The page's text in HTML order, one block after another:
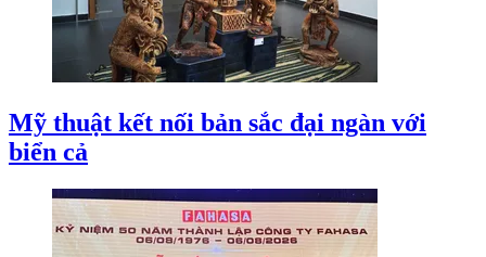
Mỹ thuật kết nối bản sắc đại ngàn với
biển cả